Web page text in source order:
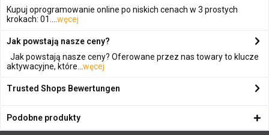
Kupuj oprogramowanie online po niskich cenach w 3 prostych
krokach: 01.... węcej
Jak powstają nasze ceny?
Jak powstają nasze ceny? Oferowane przez nas towary to klucze
aktywacyjne, które... węcej
Trusted Shops Bewertungen
Podobne produkty